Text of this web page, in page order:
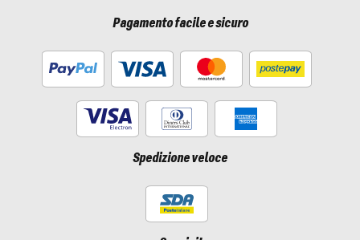
Pagamento facile e sicuro
Spedizione veloce